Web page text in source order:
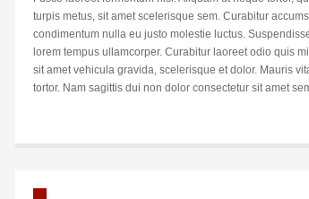
turpis metus, sit amet scelerisque sem. Curabitur
condimentum nulla eu justo molestie luctus.
lorem tempus ullamcorper. Curabitur laoreet odio quis
sit amet vehicula gravida, scelerisque et dolor. Mauris
tortor. Nam sagittis dui non dolor consectetur sit amet